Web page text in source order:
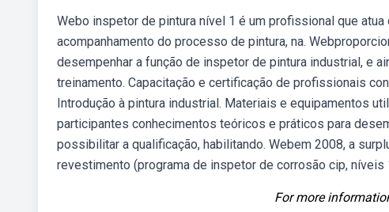
Webo inspetor de pintura nível 1 é um profissional que
acompanhamento do processo de pintura, na.
desempenhar a função de inspetor de pintura industrial, e
treinamento. Capacitação e certificação de profissionais
Introdução à pintura industrial. Materiais e equipamentos
participantes conhecimentos teóricos e práticos para
possibilitar a qualificação, habilitando. Webem 2008, a
revestimento (programa de inspetor de corrosão cip, níveis
For more